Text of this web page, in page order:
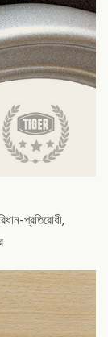
প্রতিরোধী,